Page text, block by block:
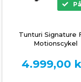
Tunturi Signature
Motionscykel
4.999,00